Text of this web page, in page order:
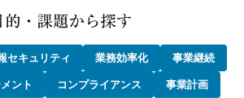
セキュリティ 業務効率化 事業継続
ント コンプライアンス 事業計画